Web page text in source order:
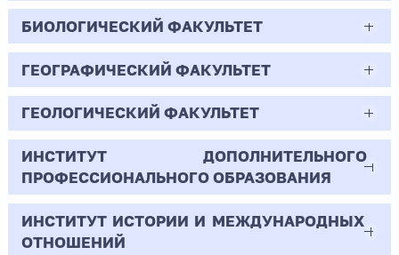
44.03.02
Психолого-педагогическое образование
Очная | Бакалавр
Всего бюджетных мест - 10
Бюджет/
Общие места
Профиль: Практическая
психология образования
БИОЛОГИЧЕСКИЙ ФАКУЛЬТЕТ
06.03.01
Биология
Очная | Бакалавр
Всего бюджетных мест - 50
Бюджет/Общие места
ГЕОГРАФИЧЕСКИЙ ФАКУЛЬТЕТ
05.03.02
География
Очная | Бакалавр
Всего бюджетных мест - 15
ГЕОЛОГИЧЕСКИЙ ФАКУЛЬТЕТ
05.03.01
Геология
Очная | Бакалавр
ИНСТИТУТ ДОПОЛНИТЕЛЬНОГО
ПРОФЕССИОНАЛЬНОГО ОБРАЗОВАНИЯ
38.03.02
ИНСТИТУТ ИСТОРИИ И МЕЖДУНАРОДНЫХ
ОТНОШЕНИЙ